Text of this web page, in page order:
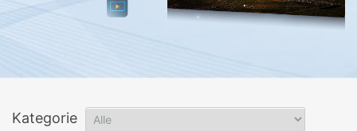
Kategorie